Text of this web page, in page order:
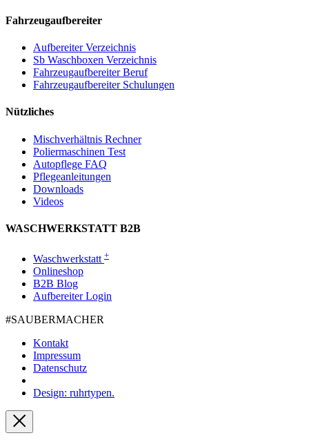
Fahrzeugaufbereiter
Aufbereiter Verzeichnis
Sb Waschboxen Verzeichnis
Fahrzeugaufbereiter Beruf
Fahrzeugaufbereiter Schulungen
Nützliches
Mischverhältnis Rechner
Poliermaschinen Test
Autopflege FAQ
Pflegeanleitungen
Downloads
Videos
WASCHWERKSTATT B2B
Waschwerkstatt +
Onlineshop
B2B Blog
Aufbereiter Login
#SAUBER­MACHER
Kontakt
Impressum
Datenschutz
Design: ruhrtypen.